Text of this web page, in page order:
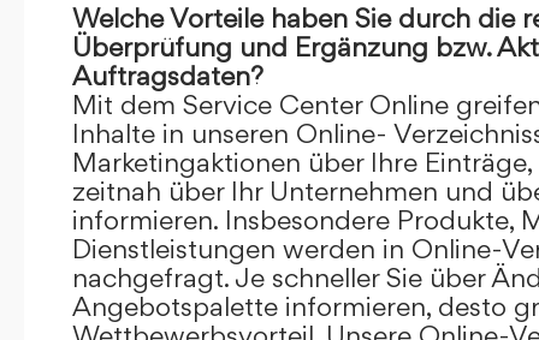
Welche Vorteile haben Sie durch die
Überprüfung und Ergänzung bzw.
Auftragsdaten?
Mit dem Service Center Online
Inhalte in unseren Online-
Marketingaktionen über Ihre
zeitnah über Ihr Unternehmen und
informieren. Insbesondere Produkte,
Dienstleistungen werden in Online-
nachgefragt. Je schneller Sie über
Angebotspalette informieren, desto